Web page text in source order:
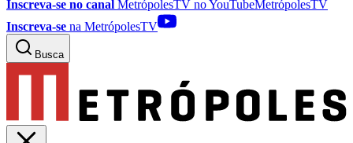
Inscreva-se no canal MetrópolesTV noYouTubeMetrópolesTV
Inscreva-se na MetrópolesTV
Busca